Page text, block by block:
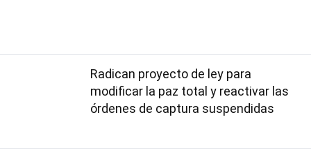
Radican proyecto de ley para
modificar la paz total y reactivar las
órdenes de captura suspendidas